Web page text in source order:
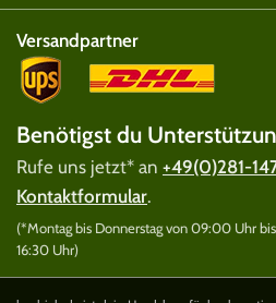
Versandpartner
Benötigst du
Rufe uns jetzt* an +49(0)281-
Kontaktformular.
(*Montag bis Donnerstag von 09:00 Uhr
16:30 Uhr)